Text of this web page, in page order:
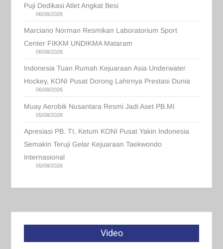
Puji Dedikasi Atlet Angkat Besi
06/08/2026
Marciano Norman Resmikan Laboratorium Sport
Center FIKKM UNDIKMA Mataram
06/08/2026
Indonesia Tuan Rumah Kejuaraan Asia Underwater
Hockey, KONI Pusat Dorong Lahirnya Prestasi Dunia
06/08/2026
Muay Aerobik Nusantara Resmi Jadi Aset PB.MI
05/08/2026
Apresiasi PB. TI, Ketum KONI Pusat Yakin Indonesia
Semakin Teruji Gelar Kejuaraan Taekwondo
Internasional
05/08/2026
Video